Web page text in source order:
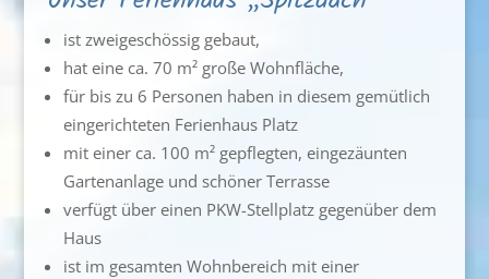
ist zweigeschössig gebaut,
hat eine ca. 70 m² große Wohnfläche,
für bis zu 6 Personen haben in diesem gemütlich
eingerichteten Ferienhaus Platz
mit einer ca. 100 m² gepflegten, eingezäunten
Gartenanlage und schöner Terrasse
verfügt über einen PKW-Stellplatz gegenüber dem
Haus
ist im gesamten Wohnbereich mit einer